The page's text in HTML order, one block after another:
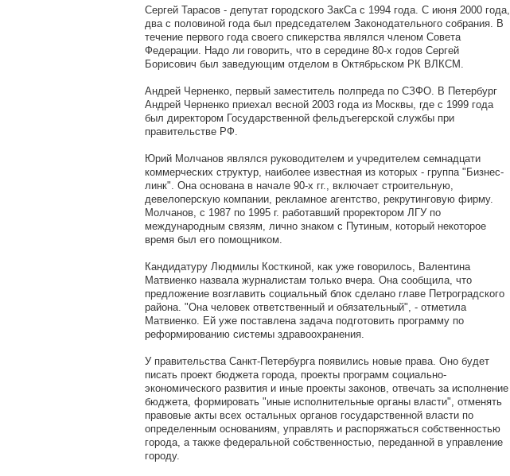
Сергей Тарасов - депутат городского ЗакСа с 1994 года. С июня 2000 года,
два с половиной года был председателем Законодательного собрания. В
течение первого года своего спикерства являлся членом Совета
Федерации. Надо ли говорить, что в середине 80-х годов Сергей
Борисович был заведующим отделом в Октябрьском РК ВЛКСМ.
Андрей Черненко, первый заместитель полпреда по СЗФО. В Петербург
Андрей Черненко приехал весной 2003 года из Москвы, где с 1999 года
был директором Государственной фельдъегерской службы при
правительстве РФ.
Юрий Молчанов являлся руководителем и учредителем семнадцати
коммерческих структур, наиболее известная из которых - группа "Бизнес-
линк". Она основана в начале 90-х гг., включает строительную,
девелоперскую компании, рекламное агентство, рекрутинговую фирму.
Молчанов, с 1987 по 1995 г. работавший проректором ЛГУ по
международным связям, лично знаком с Путиным, который некоторое
время был его помощником.
Кандидатуру Людмилы Косткиной, как уже говорилось, Валентина
Матвиенко назвала журналистам только вчера. Она сообщила, что
предложение возглавить социальный блок сделано главе Петроградского
района. "Она человек ответственный и обязательный", - отметила
Матвиенко. Ей уже поставлена задача подготовить программу по
реформированию системы здравоохранения.
У правительства Санкт-Петербурга появились новые права. Оно будет
писать проект бюджета города, проекты программ социально-
экономического развития и иные проекты законов, отвечать за исполнение
бюджета, формировать "иные исполнительные органы власти", отменять
правовые акты всех остальных органов государственной власти по
определенным основаниям, управлять и распоряжаться собственностью
города, а также федеральной собственностью, переданной в управление
городу.